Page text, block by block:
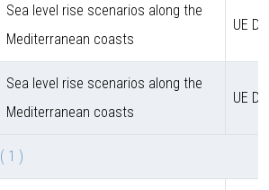
Sea level rise scenarios along the
Mediterranean coasts
UE
Sea level rise scenarios along the
Mediterranean coasts
UE
( 1 )